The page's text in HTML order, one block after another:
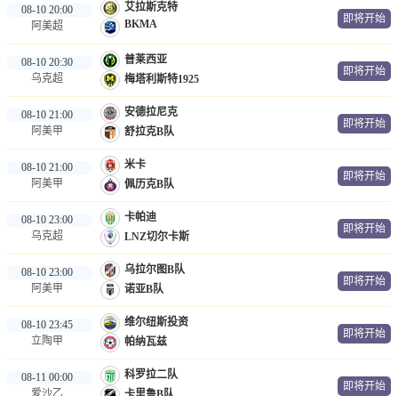
08-10 20:00
阿美超
艾拉斯克特
BKMA
即将开始
08-10 20:30
乌克超
普莱西亚
梅塔利斯特1925
即将开始
08-10 21:00
阿美甲
安德拉尼克
舒拉克B队
即将开始
08-10 21:00
阿美甲
米卡
佩历克B队
即将开始
08-10 23:00
乌克超
卡帕迪
LNZ切尔卡斯
即将开始
08-10 23:00
阿美甲
乌拉尔图B队
诺亚B队
即将开始
08-10 23:45
立陶甲
维尔纽斯投资
帕纳瓦兹
即将开始
08-11 00:00
爱沙乙
科罗拉二队
即将开始